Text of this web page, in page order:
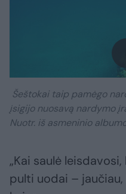
Šeštokai taip pamėgo
įsigijo nuosavą nardymo
Nuotr. iš asmeninio
„Kai saulė
pulti uodai –